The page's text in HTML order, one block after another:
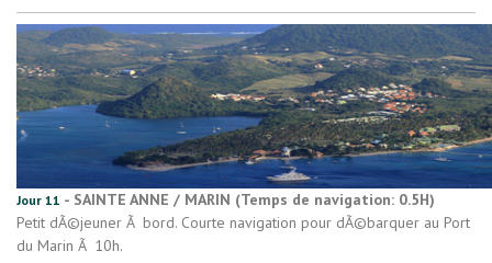
Jour 11 - SAINTE ANNE / MARIN (Temps de navigation: 0.5H)
Petit dÃ©jeuner Ã bord. Courte navigation pour dÃ©barquer au Port
du Marin Ã 10h.